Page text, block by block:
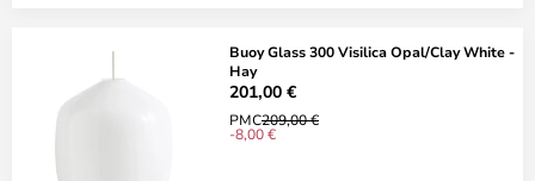
Buoy Glass 300 Visilica Opal/Clay White -
Hay
201,00 €
PMC209,00 €
-8,00 €